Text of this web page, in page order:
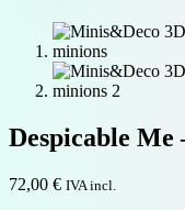
Despicable Me
72,00 € IVA incl.